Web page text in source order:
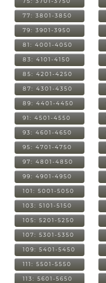
77: 3801-3850
79: 3901-3950
81: 4001-4050
83: 4101-4150
85: 4201-4250
87: 4301-4350
89: 4401-4450
91: 4501-4550
93: 4601-4650
95: 4701-4750
97: 4801-4850
99: 4901-4950
101: 5001-5050
103: 5101-5150
105: 5201-5250
107: 5301-5350
109: 5401-5450
111: 5501-5550
113: 5601-5650